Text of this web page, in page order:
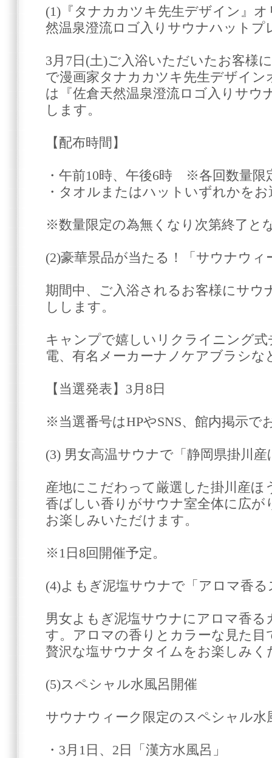
(1)『タナカカツキ先生デザイン』
然温泉澄流ロゴ入りサウナハットプ
3月7日(土)ご入浴いただいたお客様
で漫画家タナカカツキ先生デザイ
は『佐倉天然温泉澄流ロゴ入りサウ
します。
【配布時間】
・午前10時、午後6時 ※各回数量限
・タオルまたはハットいずれかを
※数量限定の為無くなり次第終了と
(2)豪華景品が当たる！「サウナウィ
期間中、ご入浴されるお客様にサウ
しします。
キャンプで嬉しいリクライニング
電、有名メーカーナノケアブラシな
【当選発表】3月8日
※当選番号はHPやSNS、館内掲示で
(3) 男女高温サウナで「静岡県掛川
産地にこだわって厳選した掛川産
香ばしい香りがサウナ室全体に広が
お楽しみいただけます。
※1日8回開催予定。
(4)よもぎ泥塩サウナで「アロマ香
男女よもぎ泥塩サウナにアロマ香
す。アロマの香りとカラーな見た
贅沢な塩サウナタイムをお楽しみく
(5)スペシャル水風呂開催
サウナウィーク限定のスペシャル水
・3月1日、2日「漢方水風呂」